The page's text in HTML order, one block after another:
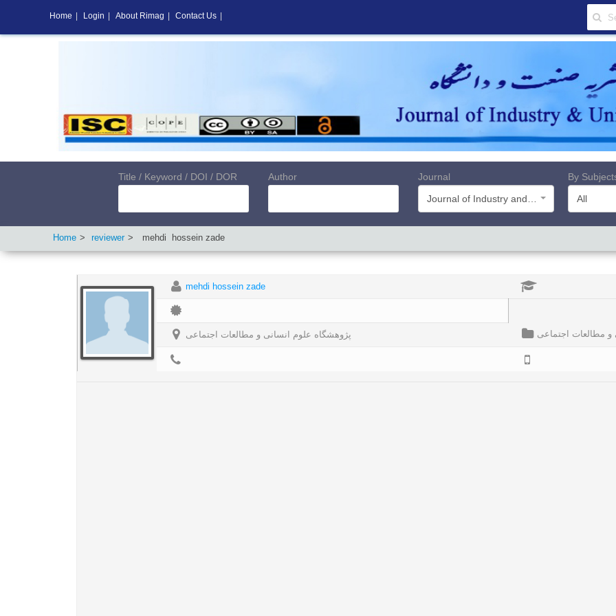
Title / Keyword / DOI / DOR Author
Journal
By
All
Home reviewer mehdi hossein zade
mehdi hossein zade
پژوهشگاه علوم انسانی و مطالعات اجتماعی و مطالعات اجتماعی
Home Login About Rimag Contact Us